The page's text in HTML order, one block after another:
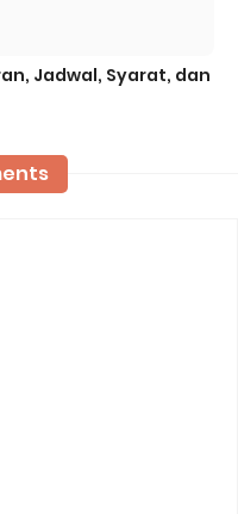
Jadwal, Syarat, dan